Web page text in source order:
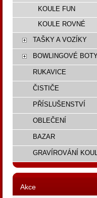
KOULE FUN
KOULE ROVNÉ
TAŠKY A VOZÍKY
BOWLINGOVÉ
RUKAVICE
ČISTIČE
PŘÍSLUŠENSTVÍ
OBLEČENÍ
BAZAR
GRAVÍROVÁNÍ
Akce